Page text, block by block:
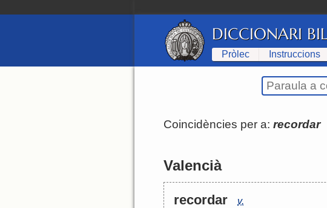
DICCIONARI
Pròlec Instruccions
Coincidències per a: recordar
Valencià
recordar
v.